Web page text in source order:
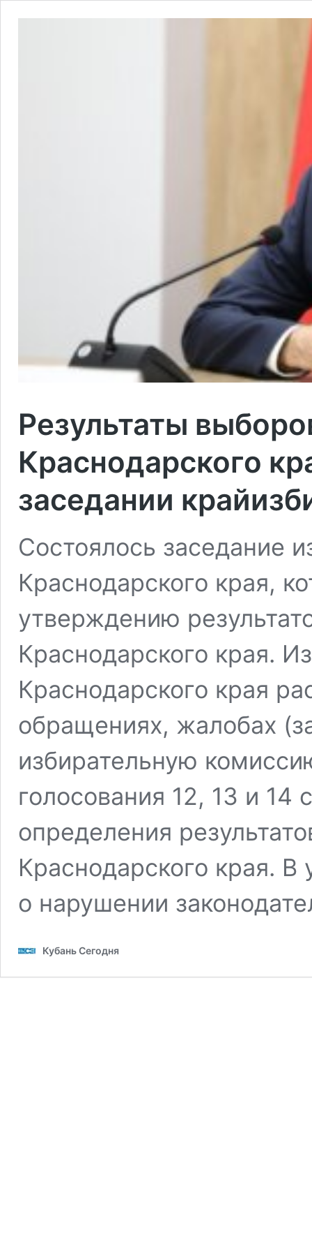
Результаты
Краснодарского
заседании
Состоялось заседание
Краснодарского края,
утверждению
Краснодарского края.
Краснодарского края
обращениях, жалобах
избирательную
голосования 12, 13 и 14
определения
Краснодарского края.
о нарушении
Кубань Сегодня